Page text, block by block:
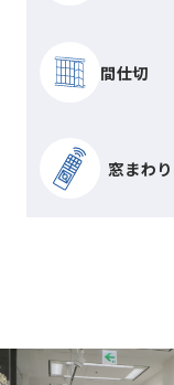
間仕切
窓まわ